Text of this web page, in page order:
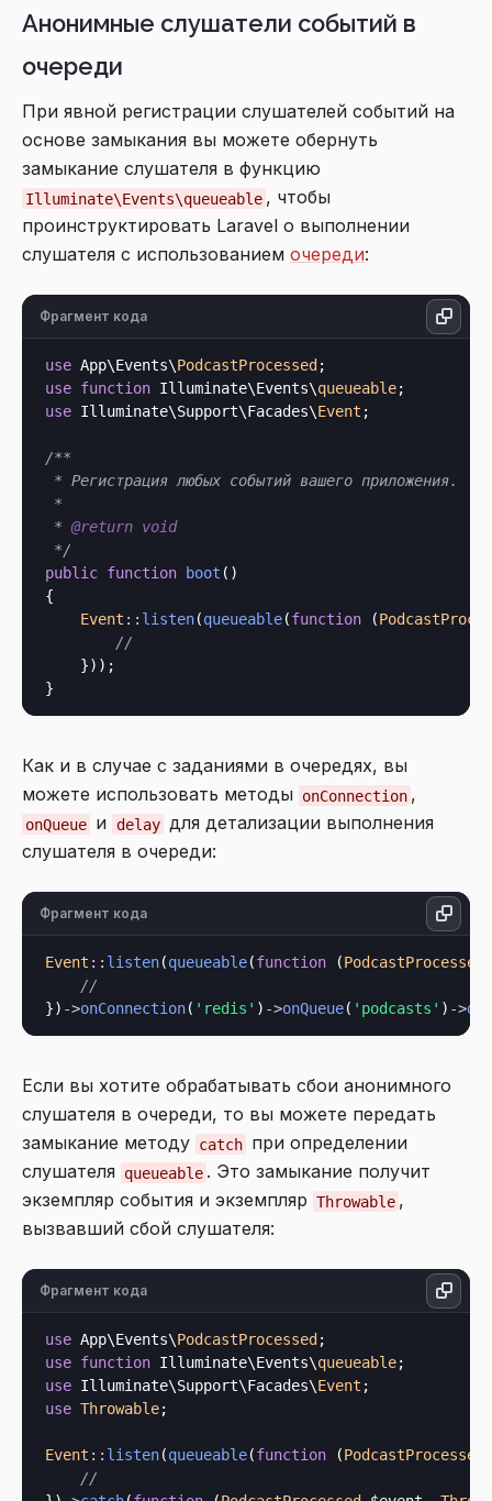
Анонимные слушатели событий в
очереди
При явной регистрации слушателей событий на
основе замыкания вы можете обернуть
замыкание слушателя в функцию
Illuminate\Events\queueable , чтобы
проинструктировать Laravel о выполнении
слушателя с использованием очереди:
Фрагмент кода
use App\Events\PodcastProcessed
use function Illuminate\Events\queueable
use Illuminate\Support\Facades\Event ;
/**
* Регистрация любых событий вашего приложения.
*
* @return void
*/
public function boot ()
{
Event :: listen(queueable(function (
//
    }));
Как и в случае с заданиями в очередях, вы
можете использовать методы onConnection ,
onQueue и delay для детализации выполнения
слушателя в очереди:
Фрагмент кода
Event :: listen(queueable(function (PodcastProcessed
//
}) ->onConnection( 'redis' ) ->onQueue( 'podcasts' ) ->
Если вы хотите обрабатывать сбои анонимного
слушателя в очереди, то вы можете передать
замыкание методу catch при определении
слушателя queueable . Это замыкание получит
экземпляр события и экземпляр Throwable ,
вызвавший сбой слушателя:
Фрагмент кода
use App\Events\PodcastProcessed
use function Illuminate\Events\queueable
use Illuminate\Support\Facades\Event
use Throwable;
Event :: listen(queueable(function (PodcastProcessed
//